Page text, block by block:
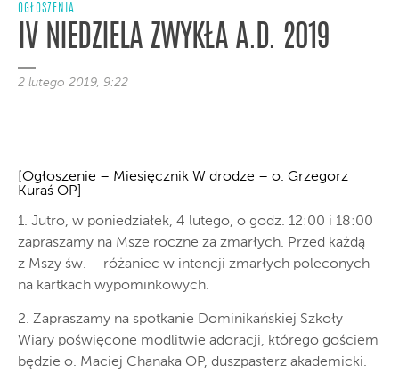
OGŁOSZENIA
IV NIEDZIELA ZWYKŁA A.D. 2019
2 lutego 2019, 9:22
[Ogłoszenie – Miesięcznik W drodze – o. Grzegorz
Kuraś OP]
1. Jutro, w poniedziałek, 4 lutego, o godz. 12:00 i 18:00
zapraszamy na Msze roczne za zmarłych. Przed każdą
z Mszy św. – różaniec w intencji zmarłych poleconych
na kartkach wypominkowych.
2. Zapraszamy na spotkanie Dominikańskiej Szkoły
Wiary poświęcone modlitwie adoracji, którego gościem
będzie o. Maciej Chanaka OP, duszpasterz akademicki.